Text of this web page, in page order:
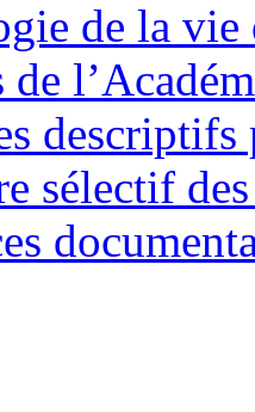
de la vie
descriptifs
sélectif